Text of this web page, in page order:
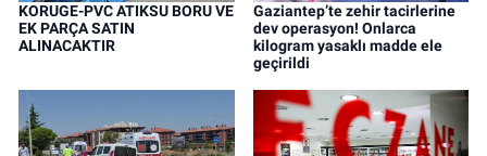
KORUGE-PVC ATIKSU BORU VE
EK PARÇA SATIN
ALINACAKTIR
Gaziantep’te zehir tacirlerine
dev operasyon! Onlarca
kilogram yasaklı madde ele
geçirildi